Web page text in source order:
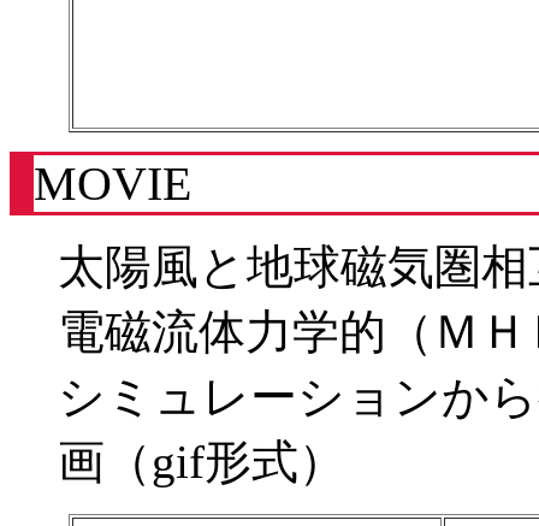
MOVIE
太陽風と地球磁気圏
電磁流体力学的（Ｍ
シミュレーションか
画（gif形式）